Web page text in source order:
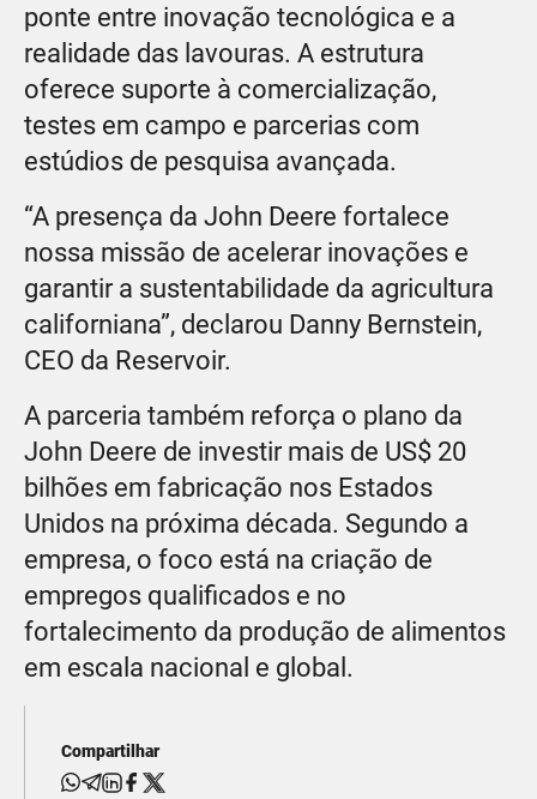
ponte entre inovação tecnológica e a
realidade das lavouras. A estrutura
oferece suporte à comercialização,
testes em campo e parcerias com
estúdios de pesquisa avançada.
“A presença da John Deere fortalece
nossa missão de acelerar inovações e
garantir a sustentabilidade da agricultura
californiana”, declarou Danny Bernstein,
CEO da Reservoir.
A parceria também reforça o plano da
John Deere de investir mais de US$ 20
bilhões em fabricação nos Estados
Unidos na próxima década. Segundo a
empresa, o foco está na criação de
empregos qualificados e no
fortalecimento da produção de alimentos
em escala nacional e global.
Compartilhar